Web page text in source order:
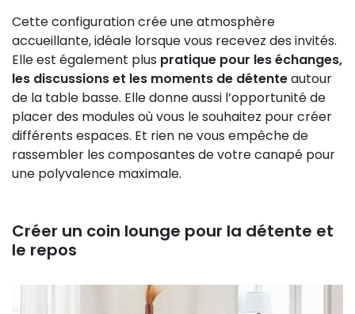
Cette configuration crée une atmosphère
accueillante, idéale lorsque vous recevez des invités.
Elle est également plus pratique pour les échanges,
les discussions et les moments de détenteautour
de la table basse. Elle donne aussi l’opportunité de
placer des modules où vous le souhaitez pour créer
différents espaces. Et rien ne vous empêche de
rassembler les composantes de votre canapé pour
une polyvalence maximale.
Créer un coin lounge pour la détente et
le repos